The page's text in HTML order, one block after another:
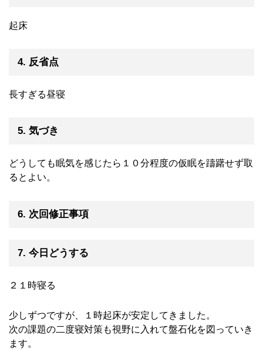
起床
4. 反省点
長すぎる昼寝
5. 気づき
どうしても眠気を感じたら１０分程度の仮眠を躊躇せず取
るとよい。
6. 次回修正事項
7. 今日どうする
２１時寝る
少しずつですが、１時起床が安定してきました。
次の課題の二度寝対策も視野に入れて盤石化を図っていき
ます。